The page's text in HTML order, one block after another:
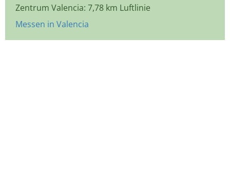
Zentrum Valencia: 7,78 km Luftlinie
Messen in Valencia